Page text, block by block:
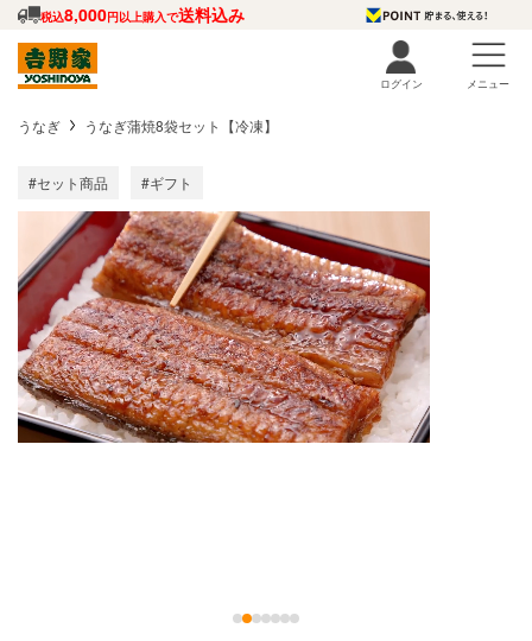
税込8,000円以上購入で送料込み
ログイン メニュー
うなぎ うなぎ蒲焼8袋セット【冷凍】
#セット商品 #ギフト